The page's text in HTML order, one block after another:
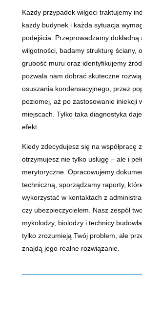
Każdy przypadek wilgoci traktujemy
każdy budynek i każda sytuacja
podejścia. Przeprowadzamy dokładną
wilgotności, badamy strukturę ściany,
grubość muru oraz identyfikujemy
pozwala nam dobrać skuteczne
osuszania kondensacyjnego, przez
poziomej, aż po zastosowanie iniekcji
miejscach. Tylko taka diagnostyka
efekt.
Kiedy zdecydujesz się na współpracę
otrzymujesz nie tylko usługę – ale i
merytoryczne. Opracowujemy
techniczną, sporządzamy raporty,
wykorzystać w kontaktach z
czy ubezpieczycielem. Nasz zespół
mykolodzy, biolodzy i technicy
tylko zrozumieją Twój problem, ale
znajdą jego realne rozwiązanie.